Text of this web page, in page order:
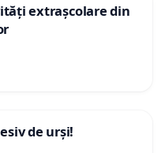
extrașcolare din
de urși!